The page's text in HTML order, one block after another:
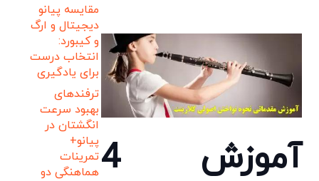
آموزش 4
مقایسه پیانو
دیجیتال و ارگ
و کیبورد:
انتخاب درست
برای یادگیری
ترفندهای
بهبود سرعت
انگشتان در
پیانو+
تمرینات
هماهنگی دو